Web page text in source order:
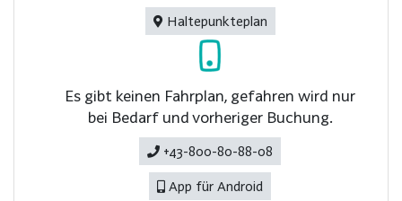
Haltepunkteplan
Es gibt keinen Fahrplan, gefahren wird nur
bei Bedarf und vorheriger Buchung.
+43-800-80-88-08
App für Android